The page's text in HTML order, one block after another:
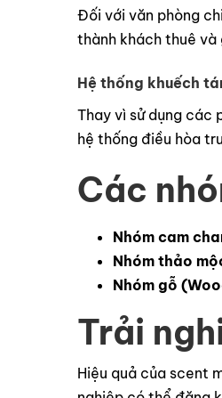
Đối với văn phòng
thành khách thuê
Hệ thống khuếch
Thay vì sử dụng các
hệ thống điều hòa
Các
Nhóm cam
Nhóm thảo
Nhóm gỗ
Trải
Hiệu quả của scent